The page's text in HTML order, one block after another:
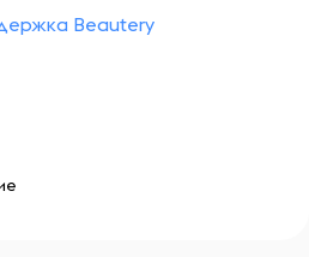
Beautery